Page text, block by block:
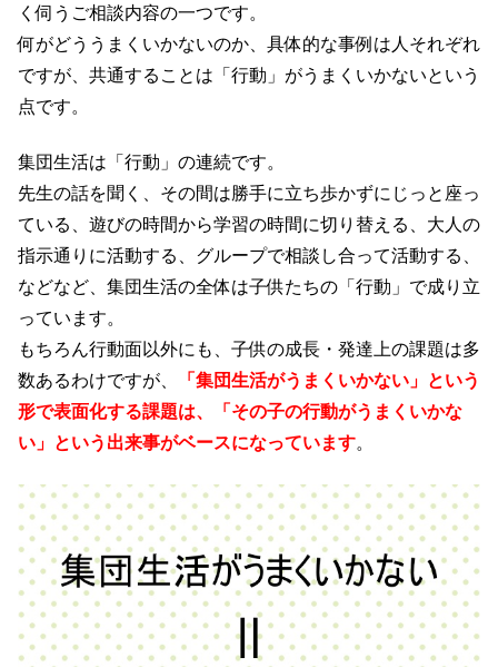
く伺うご相談内容の一つです。
何がどううまくいかないのか、具体的な事例は人それぞれ
ですが、共通することは 「行動」がうまくいかないという
点です。
集団生活は「行動」の連続です。
先生の話を聞く、その間は勝手に立ち歩かずにじっと座っ
ている、遊びの時間から学習の時間に切り替える、大人の
指示通りに活動する、グループで相談し合って活動する、
などなど、集団生活の全体は子供たちの「行動」で成り立
っています。
もちろん行動面以外にも、子供の成長・発達上の課題は多
数あるわけですが、
「集団生活がうまくいかない」という
形で表面化する課題は、「その子の行動がうまくいかな
い」という出来事がベースになっています。